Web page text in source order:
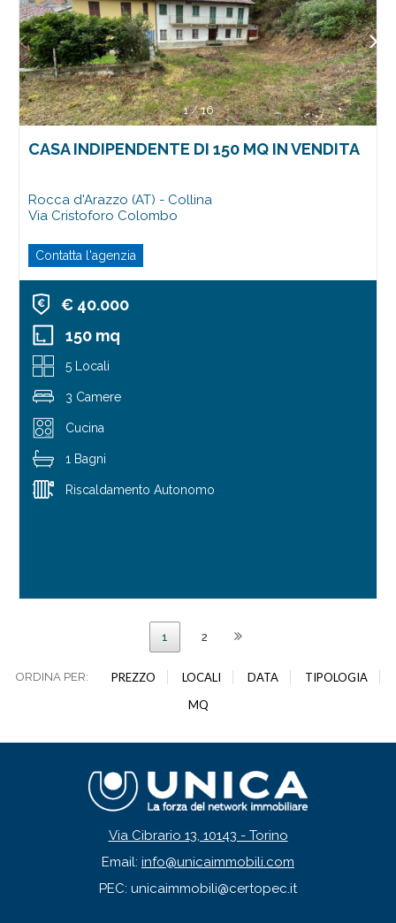
1/16
CASA INDIPENDENTE DI 150 MQ IN VENDITA
Rocca d'Arazzo (AT) - Collina
Via Cristoforo Colombo
Contatta l'agenzia
€ 40.000
150 mq
5 Locali
3 Camere
Cucina
1 Bagni
Riscaldamento Autonomo
1 2
ORDINA PER: PREZZO LOCALI DATA
TIPOLOGIA
MQ
Via Cibrario 13, 10143 - Torino
Email: info@unicaimmobili.com
PEC: unicaimmobili@certopec.it